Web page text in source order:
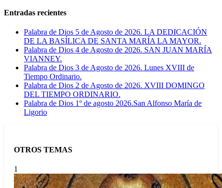
Entradas recientes
Palabra de Dios 5 de Agosto de 2026. LA DEDICACIÓN
DE LA BASÍLICA DE SANTA MARÍA LA MAYOR.
Palabra de Dios 4 de Agosto de 2026. SAN JUAN MARÍA
VIANNEY.
Palabra de Dios 3 de Agosto de 2026. Lunes XVIII de
Tiempo Ordinario.
Palabra de Dios 2 de Agosto de 2026. XVIII DOMINGO
DEL TIEMPO ORDINARIO.
Palabra de Dios 1º de agosto 2026.San Alfonso María de
Ligorio
OTROS TEMAS
1